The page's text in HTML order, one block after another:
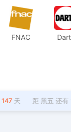
FNAC
距 黑五还有112 天